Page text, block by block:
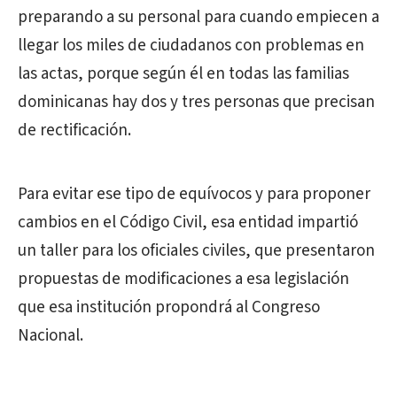
preparando a su personal para cuando empiecen a
llegar los miles de ciudadanos con problemas en
las actas, porque según él en todas las familias
dominicanas hay dos y tres personas que precisan
de rectificación.
Para evitar ese tipo de equívocos y para proponer
cambios en el Código Civil, esa entidad impartió
un taller para los oficiales civiles, que presentaron
propuestas de modificaciones a esa legislación
que esa institución propondrá al Congreso
Nacional.